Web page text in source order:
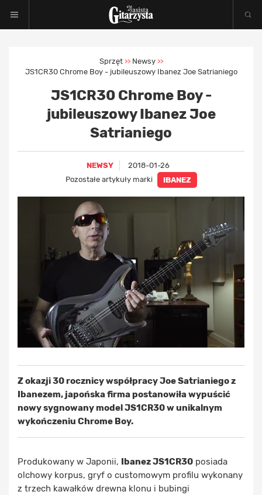
Sprzęt >> Newsy >>
JS1CR30 Chrome Boy - jubileuszowy Ibanez Joe Satrianiego
JS1CR30 Chrome Boy -
jubileuszowy Ibanez Joe
Satrianiego
NEWSY
2018-01-26
Pozostałe artykuły marki
IBANEZ
Z okazji 30 rocznicy współpracy Joe Satrianiego z
Ibanezem, japońska firma postanowiła wypuścić
nowy sygnowany model JS1CR30 w unikalnym
wykończeniu Chrome Boy.
Produkowany w Japonii, Ibanez JS1CR30 posiada
olchowy korpus, gryf o customowym profilu wykonany
z trzech kawałków drewna klonu i bubingi